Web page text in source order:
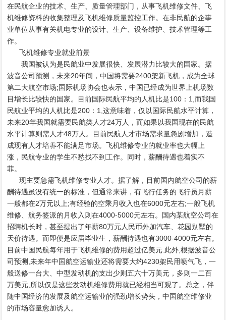
在民航企业的技术、生产、质量管理部门，从事飞机维修文件、飞
机维修资料的收集整理及飞机维修质量监控工作。在非民航的企事
业单位从事有关机电专业的设计、生产、设备维护、技术管理等工
作。
飞机维修专业就业前景
我国被认为是民航业中发展很快、发展潜力比较大的国家。据
波音公司预测，未来20年间，中国将需要2400架新飞机，成为全球
第二大航空市场;国际机场协会也表示，中国已经成为世界上机场数
目增长比较快的国家。目前国际民航平均的人机比是100：1,而我国
民航业平均的人机比是200：1,这意味着，仅以国际民航水平计算，
未来20年我国就需要民航类人才24万人，而如果以我国现在的民航
水平计算则需人才48万人。目前民航人才市场需求量急剧增加，造
成现有人才培养不能满足市场。飞机维修专业的就业率也大幅上
涨，民航专业的学生不愁找不到工作。同时，薪酬待遇也着实不
菲。
现主要急需飞机维修专业人才。据了解，目前国内航空公司的薪
酬待遇虽没有统一的标准，但通常来讲，有飞行任务的飞行员月薪
一般都在2万元以上;有经验的空乘月收入也在6000元左右;一般飞机
维修、航务签派的月收入则在4000-5000元左右。国内某航空公司在
招聘机长时，甚至提出了年薪80万元人民币外加汽车、花园别墅的
天价待遇。而即便是应届毕业生，薪酬待遇也有3000-4000元左右。
目前中国民航每年用于飞机维修的费用超过亿美元.此外,根据波音公
司预测,未来年中国航空运输业还将需要大约4230架民用喷气飞，一
般送修一台大、中型发动机的支出少则五六十万美元，多则一二百
万美元,所以仅是这些发动机维修费用就已经相当可观了。总之，伴
随中国经济的发展及航空运输业的强劲增长势头，中国航空维修业
的市场容量愈加诱人。